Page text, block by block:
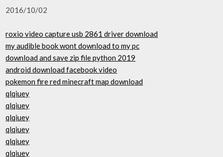
2016/10/02
roxio video capture usb 2861 driver download
my audible book wont download to my pc
download and save zip file python 2019
android download facebook video
pokemon fire red minecraft map download
qlqiuey
qlqiuey
qlqiuey
qlqiuey
qlqiuey
qlqiuey